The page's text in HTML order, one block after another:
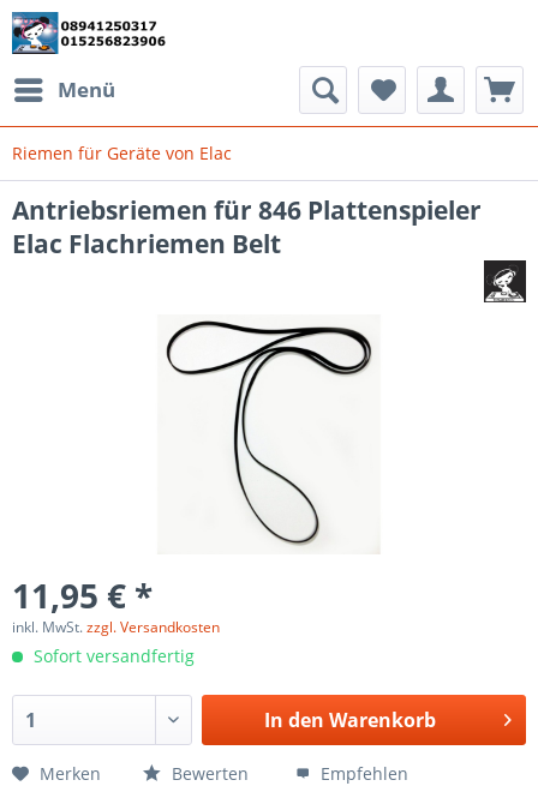
Menü
Riemen für Geräte von Elac
Antriebsriemen für 846 Plattenspieler
Elac Flachriemen Belt
11,95 € *
inkl. MwSt.zzgl. Versandkosten
Sofort versandfertig
In den Warenkorb
Merken Bewerten Empfehlen